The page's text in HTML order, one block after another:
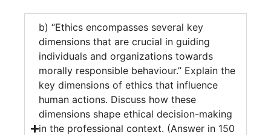
b) “Ethics encompasses several key
dimensions that are crucial in guiding
individuals and organizations towards
morally responsible behaviour.” Explain the
key dimensions of ethics that influence
human actions. Discuss how these
dimensions shape ethical decision-making
in the professional context. (Answer in 150